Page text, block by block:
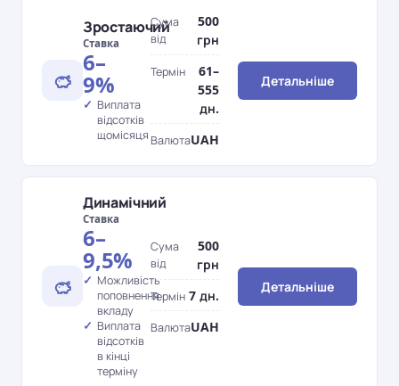
Зростаючий
Ставка
6–
9%
Виплата
відсотків
щомісяця
Сума
від
500
грн
Термін
61–
555
дн.
ВалютаUAH
Детальніше
Динамічний
Ставка
6–
9,5%
Можливість
поповнення
вкладу
Виплата
відсотків
в кінці
терміну
Сума
від
500
грн
Термін 7 дн.
ВалютаUAH
Детальніше